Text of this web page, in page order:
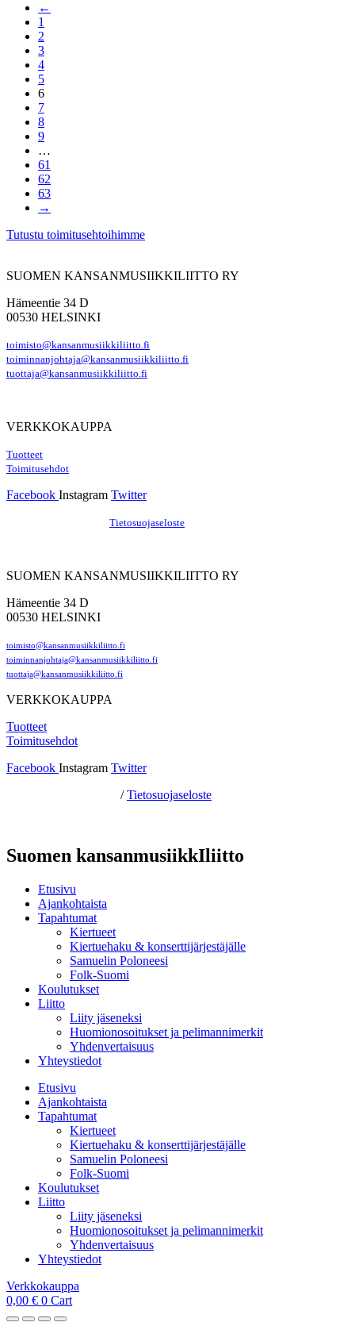
←
1
2
3
4
5
6
7
8
9
…
61
62
63
→
Tutustu toimitusehtoihimme
SUOMEN KANSANMUSIIKKILIITTO RY
Hämeentie 34 D
00530 HELSINKI
toimisto@kansanmusiikkiliitto.fi
toiminnanjohtaja@kansanmusiikkiliitto.fi
tuottaja@kansanmusiikkiliitto.fi
VERKKOKAUPPA
Tuotteet
Toimitusehdot
Facebook Instagram Twitter
Tietosuojaseloste
SUOMEN KANSANMUSIIKKILIITTO RY
Hämeentie 34 D
00530 HELSINKI
toimisto@kansanmusiikkiliitto.fi
toiminnanjohtaja@kansanmusiikkiliitto.fi
tuottaja@kansanmusiikkiliitto.fi
VERKKOKAUPPA
Tuotteet
Toimitusehdot
Facebook Instagram Twitter
/Tietosuojaseloste
Suomen kansanmusiikkIliitto
Etusivu
Ajankohtaista
Tapahtumat
Kiertueet
Kiertuehaku & konserttijärjestäjälle
Samuelin Poloneesi
Folk-Suomi
Koulutukset
Liitto
Liity jäseneksi
Huomionosoitukset ja pelimannimerkit
Yhdenvertaisuus
Yhteystiedot
Etusivu
Ajankohtaista
Tapahtumat
Kiertueet
Kiertuehaku & konserttijärjestäjälle
Samuelin Poloneesi
Folk-Suomi
Koulutukset
Liitto
Liity jäseneksi
Huomionosoitukset ja pelimannimerkit
Yhdenvertaisuus
Yhteystiedot
Verkkokauppa
0,00 € 0 Cart